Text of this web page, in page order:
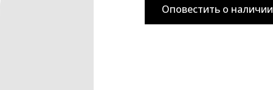
Оповестить о наличии